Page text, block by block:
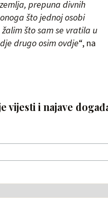
prepuna divnih
što jednoj osobi
što sam se vratila u
drugo osim ovdje“, na
vijesti i najave